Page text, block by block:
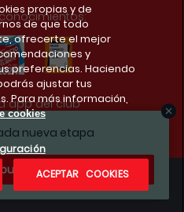
nueva etapa
app del club
propias y de
de que todo
ofrecerte el mejor
y
preferencias. Haciendo
ajustar tus
Para más información,
cookies
ACEPTAR COOKIES